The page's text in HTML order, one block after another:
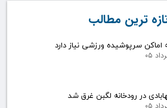
ترین مطالب
اماکن سرپوشیده ورزشی نیاز دارد
در رودخانه لگبن غرق شد